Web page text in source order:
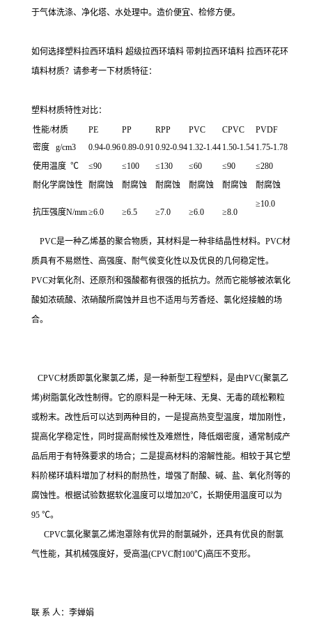
于气体洗涤、净化塔、水处理中。造价便宜、检修方便。
如何选择塑料拉西环填料 超级拉西环填料 带刺拉西环填料 拉西环花环
填料材质？请参考一下材质特征：
塑料材质特性对比：
性能/材质
密度 g/cm3
PE
0.94-0.96
PP
0.89-0.91
RPP
0.92-0.94
PVC
1.32-1.44
CPVC
1.50-1.54
PVDF
1.75-1.78
使用温度 ℃
≤90 ≤100 ≤130 ≤60 ≤90
≤280
耐化学腐蚀性
耐腐蚀 耐腐蚀 耐腐蚀 耐腐蚀 耐腐蚀 耐腐蚀
抗压强度N/mm≥6.0 ≥6.5 ≥7.0 ≥6.0 ≥8.0
≥10.0
PVC是一种乙烯基的聚合物质，其材料是一种非结晶性材料。PVC材
质具有不易燃性、高强度、耐气侯变化性以及优良的几何稳定性。
PVC对氧化剂、还原剂和强酸都有很强的抵抗力。然而它能够被浓氧化
酸如浓硫酸、浓硝酸所腐蚀并且也不适用与芳香烃、氯化烃接触的场
合。
CPVC材质即氯化聚氯乙烯，是一种新型工程塑料，是由PVC(聚氯乙
烯)树脂氯化改性制得。它的原料是一种无味、无臭、无毒的疏松颗粒
或粉末。改性后可以达到两种目的，一是提高热变型温度，增加刚性，
提高化学稳定性，同时提高耐候性及难燃性，降低烟密度，通常制成产
品后用于有特殊要求的场合；二是提高材料的溶解性能。相较于其它塑
料阶梯环填料增加了材料的耐热性，增强了耐酸、碱、盐、氧化剂等的
腐蚀性。根据试验数据软化温度可以增加20℃，长期使用温度可以为
95 ℃。
CPVC氯化聚氯乙烯泡罩除有优异的耐氯碱外，还具有优良的耐氯
气性能，其机械强度好，受高温(CPVC耐100℃)高压不变形。
联 系 人：李婵娟